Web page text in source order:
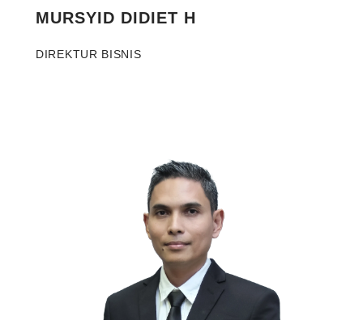
MURSYID DIDIET H
DIREKTUR BISNIS